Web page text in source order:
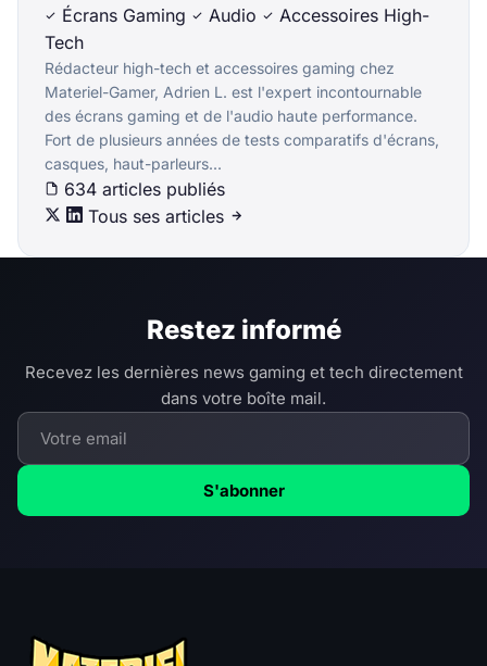
Écrans Gaming
Audio
Accessoires High-
Tech
Rédacteur high-tech et accessoires gaming chez
Materiel-Gamer, Adrien L. est l'expert incontournable
des écrans gaming et de l'audio haute performance.
Fort de plusieurs années de tests comparatifs d'écrans,
casques, haut-parleurs...
634 articles publiés
Tous ses articles
Restez informé
Recevez les dernières news gaming et tech directement
dans votre boîte mail.
S'abonner